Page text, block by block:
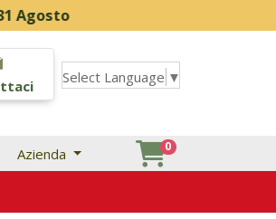
Select Language ▼
Azienda 0